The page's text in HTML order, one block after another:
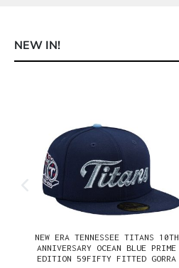
NEW IN!
NEW ERA TENNESSEE TITANS 10TH
ANNIVERSARY OCEAN BLUE PRIME
EDITION 59FIFTY FITTED GORRA